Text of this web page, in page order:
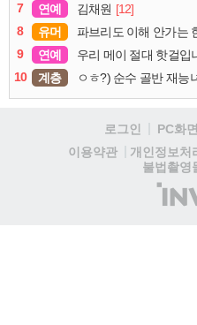
7
연예 김채원 [12]
8
유머 파브리도 이해 안가는
9
연예 우리 메이 절대 핫걸입
10
계층 ㅇㅎ?) 순수 골반 재능
로그인 PC화면
이용약관
개인정보처
불법촬영